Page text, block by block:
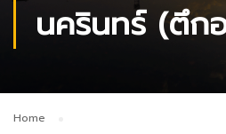
นครินทร์ (ตึก
Home